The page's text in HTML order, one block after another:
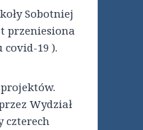
Sobotniej
przeniesiona
19 ).
Wydział
czterech